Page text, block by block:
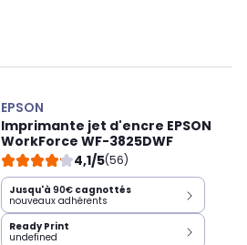
EPSON
Imprimante jet d'encre EPSON
WorkForce WF-3825DWF
4,1/5(56)
Jusqu'à 90€ cagnottés
nouveaux adhérents
Ready Print
undefined